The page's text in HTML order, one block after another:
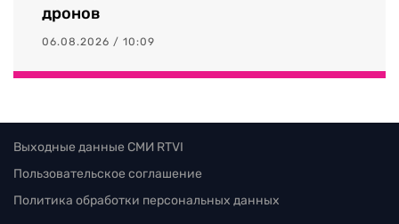
дронов
06.08.2026 / 10:09
Выходные данные СМИ RTVI
Пользовательское соглашение
Политика обработки персональных данных